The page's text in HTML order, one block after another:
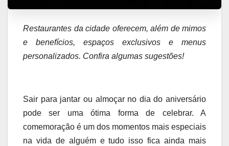
Restaurantes da cidade oferecem, além de mimos
e benefícios, espaços exclusivos e menus
personalizados. Confira algumas sugestões!
Sair para jantar ou almoçar no dia do aniversário
pode ser uma ótima forma de celebrar. A
comemoração é um dos momentos mais especiais
na vida de alguém e tudo isso fica ainda mais